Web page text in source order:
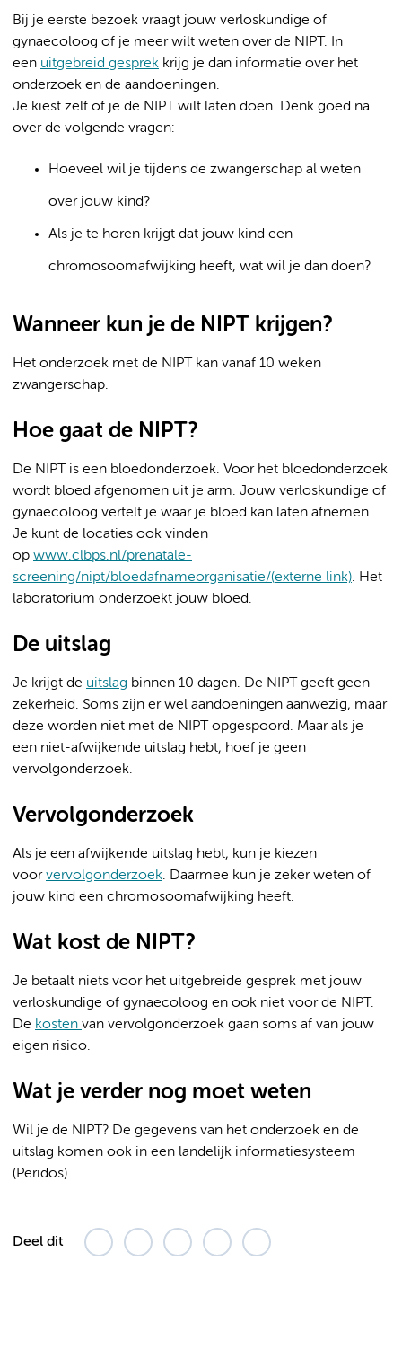
Bij je eerste bezoek vraagt jouw verloskundige of
gynaecoloog of je meer wilt weten over de NIPT. In
een uitgebreid gesprek krijg je dan informatie over het
onderzoek en de aandoeningen.
Je kiest zelf of je de NIPT wilt laten doen. Denk goed na
over de volgende vragen:
Hoeveel wil je tijdens de zwangerschap al weten
over jouw kind?
Als je te horen krijgt dat jouw kind een
chromosoomafwijking heeft, wat wil je dan doen?
Wanneer kun je de NIPT krijgen?
Het onderzoek met de NIPT kan vanaf 10 weken
zwangerschap.
Hoe gaat de NIPT?
De NIPT is een bloedonderzoek. Voor het bloedonderzoek
wordt bloed afgenomen uit je arm. Jouw verloskundige of
gynaecoloog vertelt je waar je bloed kan laten afnemen.
Je kunt de locaties ook vinden
op www.clbps.nl/prenatale-
screening/nipt/bloedafnameorganisatie/(externe link). Het
laboratorium onderzoekt jouw bloed.
De uitslag
Je krijgt de uitslag binnen 10 dagen. De NIPT geeft geen
zekerheid. Soms zijn er wel aandoeningen aanwezig, maar
deze worden niet met de NIPT opgespoord. Maar als je
een niet-afwijkende uitslag hebt, hoef je geen
vervolgonderzoek.
Vervolgonderzoek
Als je een afwijkende uitslag hebt, kun je kiezen
voorvervolgonderzoek. Daarmee kun je zeker weten of
jouw kind een chromosoomafwijking heeft.
Wat kost de NIPT?
Je betaalt niets voor het uitgebreide gesprek met jouw
verloskundige of gynaecoloog en ook niet voor de NIPT.
De kosten van vervolgonderzoek gaan soms af van jouw
eigen risico.
Wat je verder nog moet weten
Wil je de NIPT? De gegevens van het onderzoek en de
uitslag komen ook in een landelijk informatiesysteem
(Peridos).
Deel dit